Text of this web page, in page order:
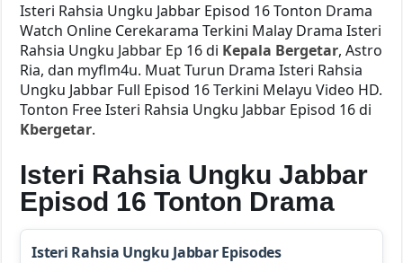
Isteri Rahsia Ungku Jabbar Episod 16 Tonton Drama
Watch Online Cerekarama Terkini Malay Drama Isteri
Rahsia Ungku Jabbar Ep 16 di Kepala Bergetar, Astro
Ria, dan myflm4u. Muat Turun Drama Isteri Rahsia
Ungku Jabbar Full Episod 16 Terkini Melayu Video HD.
Tonton Free Isteri Rahsia Ungku Jabbar Episod 16 di
Kbergetar.
Isteri Rahsia Ungku Jabbar
Episod 16 Tonton Drama
Isteri Rahsia Ungku Jabbar Episodes